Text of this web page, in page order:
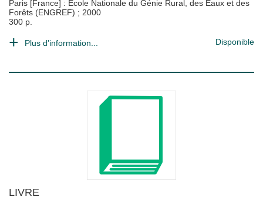
Paris [France] : Ecole Nationale du Génie Rural, des Eaux et des
Forêts (ENGREF) ; 2000
300 p.
Plus d'information... Disponible
LIVRE